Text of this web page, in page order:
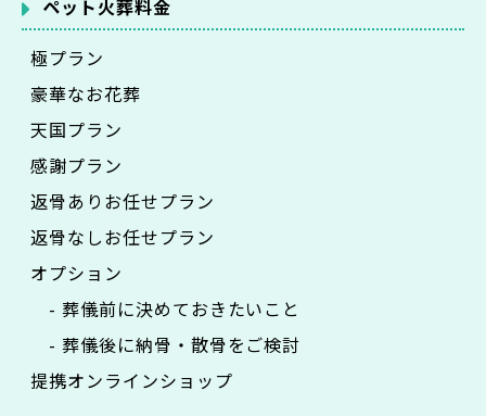
ペット火葬料金
極プラン
豪華なお花葬
天国プラン
感謝プラン
返骨ありお任せプラン
返骨なしお任せプラン
オプション
- 葬儀前に決めておきたいこと
- 葬儀後に納骨・散骨をご検討
提携オンラインショップ